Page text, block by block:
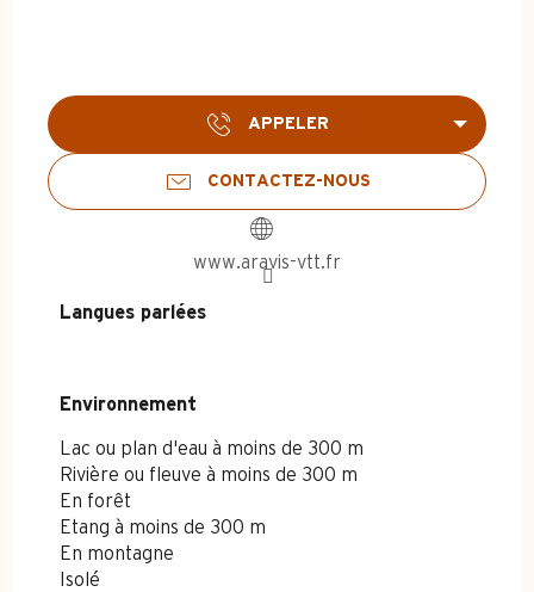
APPELER
CONTACTEZ-NOUS
www.aravis-vtt.fr
Langues parlées
Langues parlées
Environnement
Environnement
Lac ou plan d'eau à moins de 300 m
Rivière ou fleuve à moins de 300 m
En forêt
Etang à moins de 300 m
En montagne
Isolé